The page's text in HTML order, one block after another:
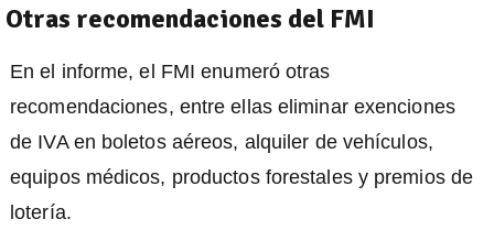
Otras recomendaciones del FMI
En el informe, el FMI enumeró otras
recomendaciones, entre ellas eliminar exenciones
de IVA en boletos aéreos, alquiler de vehículos,
equipos médicos, productos forestales y premios de
lotería.